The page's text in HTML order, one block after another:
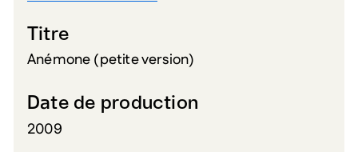
Titre
Anémone (petite version)
Date de production
2009